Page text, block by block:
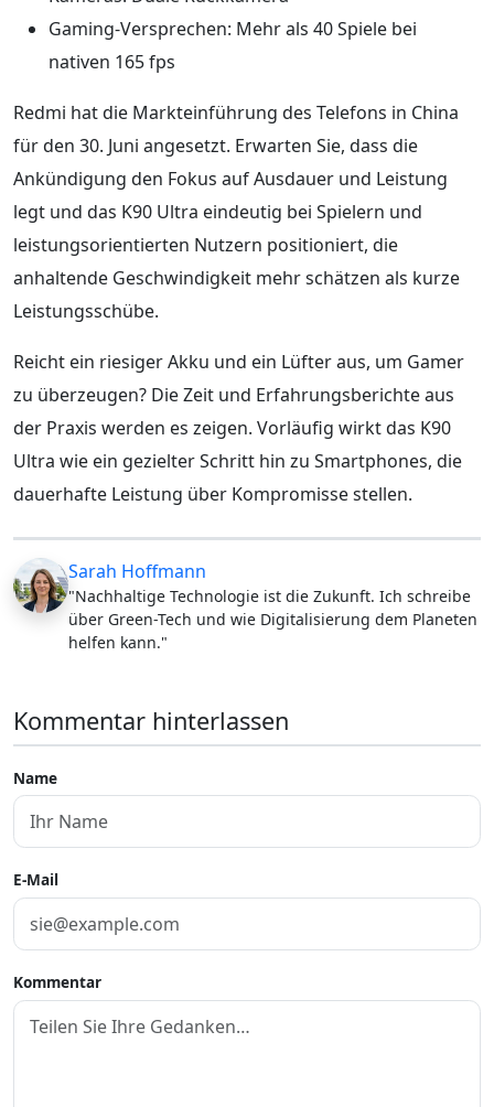
Gaming-Versprechen: Mehr als 40 Spiele bei
nativen 165 fps
Redmi hat die Markteinführung des Telefons in China
für den 30. Juni angesetzt. Erwarten Sie, dass die
Ankündigung den Fokus auf Ausdauer und Leistung
legt und das K90 Ultra eindeutig bei Spielern und
leistungsorientierten Nutzern positioniert, die
anhaltende Geschwindigkeit mehr schätzen als kurze
Leistungsschübe.
Reicht ein riesiger Akku und ein Lüfter aus, um Gamer
zu überzeugen? Die Zeit und Erfahrungsberichte aus
der Praxis werden es zeigen. Vorläufig wirkt das K90
Ultra wie ein gezielter Schritt hin zu Smartphones, die
dauerhafte Leistung über Kompromisse stellen.
Sarah Hoffmann
"Nachhaltige Technologie ist die Zukunft. Ich schreibe
über Green-Tech und wie Digitalisierung dem Planeten
helfen kann."
Kommentar hinterlassen
Name
E-Mail
Kommentar